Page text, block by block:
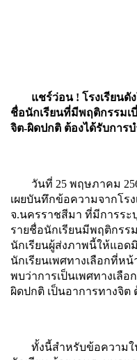
แชร์ว่อน ! โรงเรียนดั
ชื่อนักเรียนที่มีพฤติกรรมเ
จิต-ผิดปกติ ต้องได้รับการ
วันที่ 25 พฤษภาคม
เผยบันทึกข้อความจากโร
จ.นครราชสีมา ที่มีการระ
รายชื่อนักเรียนมีพฤติกรรม
นักเรียนผู้ส่งภาพนี้ให้แอด
นักเรียนเพศทางเลือกที่ห
พบว่าการเป็นเพศทางเลื
ผิดปกติ เป็นอาการทางจิต
ทั้งนี้สำหรับข้อความ